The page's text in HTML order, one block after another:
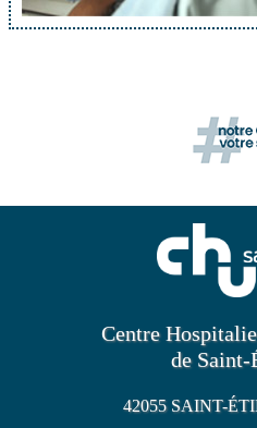
Centre
de Saint-
42055 SAINT-